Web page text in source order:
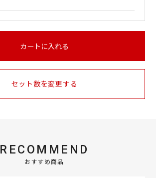
カートに入れる
セット数を変更する
RECOMMEND
おすすめ商品